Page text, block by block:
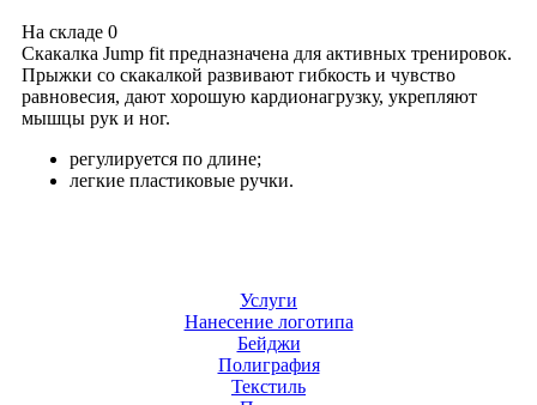
На складе 0
Скакалка Jump fit предназначена для активных тренировок.
Прыжки со скакалкой развивают гибкость и чувство
равновесия, дают хорошую кардионагрузку, укрепляют
мышцы рук и ног.
регулируется по длине;
легкие пластиковые ручки.
Услуги
Нанесение логотипа
Бейджи
Полиграфия
Текстиль